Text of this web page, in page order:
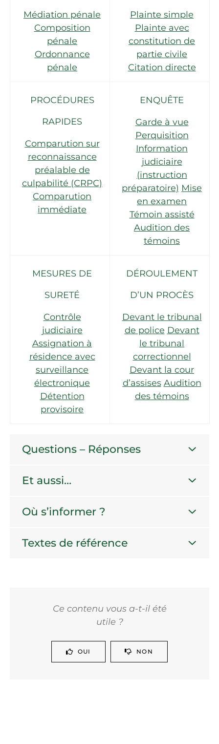
Médiation pénale
Composition
pénale
Ordonnance
pénale
Plainte simple
Plainte avec
constitution de
partie civile
Citation directe
PROCÉDURES
RAPIDES
Comparution sur
reconnaissance
préalable de
culpabilité (CRPC)
Comparution
immédiate
ENQUÊTE
Garde à vue
Perquisition
Information
judiciaire
(instruction
préparatoire) Mise
en examen
Témoin assisté
Audition des
témoins
MESURES DE
SURETÉ
Contrôle
judiciaire
Assignation à
résidence avec
surveillance
électronique
Détention
provisoire
DÉROULEMENT
D’UN PROCÈS
Devant le tribunal
de police Devant
le tribunal
correctionnel
Devant la cour
d’assises Audition
des témoins
Questions – Réponses
Et aussi…
Où s’informer ?
Textes de référence
Ce contenu vous a-t-il été
utile ?
OUI NON